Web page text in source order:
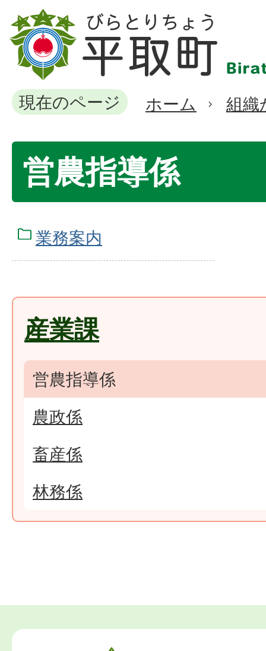
現在のページ ホーム 組織
営農指導係
業務案内
産業課
営農指導係
農政係
畜産係
林務係